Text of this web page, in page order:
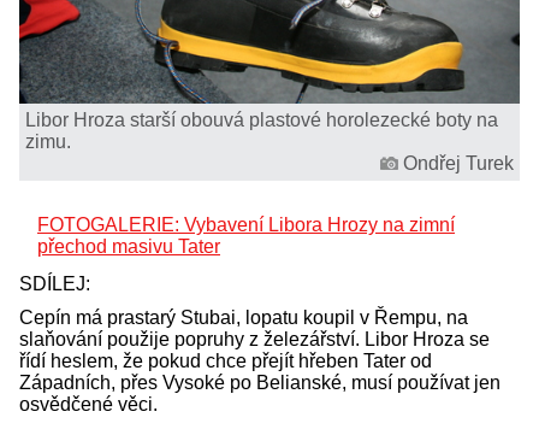
Libor Hroza starší obouvá plastové horolezecké boty na
zimu.
Ondřej Turek
FOTOGALERIE: Vybavení Libora Hrozy na zimní
přechod masivu Tater
SDÍLEJ:
Cepín má prastarý Stubai, lopatu koupil v Řempu, na
slaňování použije popruhy z železářství. Libor Hroza se
řídí heslem, že pokud chce přejít hřeben Tater od
Západních, přes Vysoké po Belianské, musí používat jen
osvědčené věci.